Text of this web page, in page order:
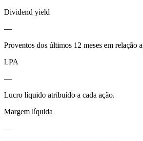
Dividend yield
—
Proventos dos últimos 12 meses em relação
LPA
—
Lucro líquido atribuído a cada ação.
Margem líquida
—